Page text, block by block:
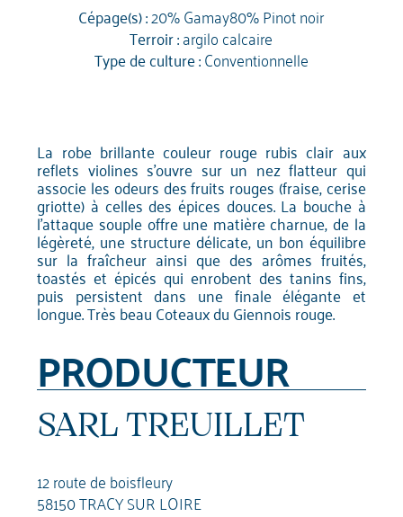
Cépage(s) :20% Gamay80% Pinot noir
Terroir :argilo calcaire
Type de culture :Conventionnelle
La robe brillante couleur rouge rubis clair aux
reflets violines s'ouvre sur un nez flatteur qui
associe les odeurs des fruits rouges (fraise, cerise
griotte) à celles des épices douces. La bouche à
l'attaque souple offre une matière charnue, de la
légèreté, une structure délicate, un bon équilibre
sur la fraîcheur ainsi que des arômes fruités,
toastés et épicés qui enrobent des tanins fins,
puis persistent dans une finale élégante et
longue. Très beau Coteaux du Giennois rouge.
PRODUCTEUR
SARL TREUILLET
12 route de boisfleury
58150 TRACY SUR LOIRE